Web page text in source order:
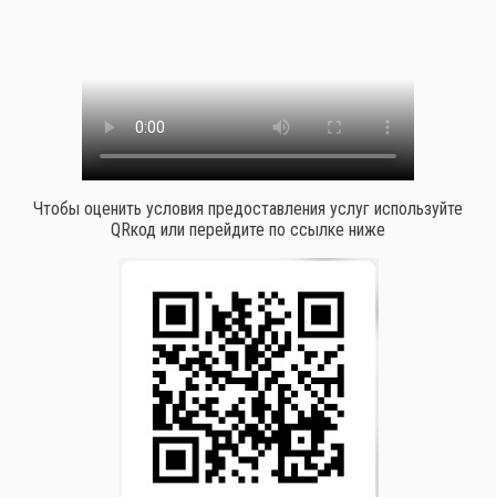
Чтобы оценить условия предоставления услуг используйте
QRкод или перейдите по ссылке ниже